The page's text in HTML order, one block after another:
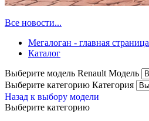
Все новости...
Мегалоган - главная страница
Каталог
Выберите модель Renault Модель
Выберите категорию Категория
Назад к выбору модели
Выберите категорию